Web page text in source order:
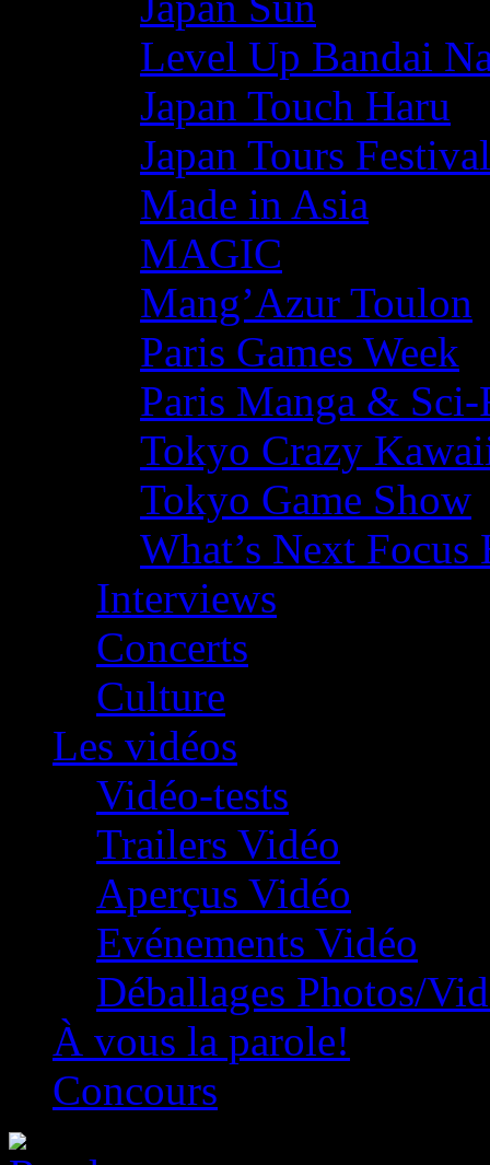
Level Up Bandai
Japan Touch Haru
Japan Tours Festival
Made in Asia
MAGIC
Mang’Azur Toulon
Paris Games Week
Paris Manga &
Tokyo Crazy
Tokyo Game Show
What’s Next
Interviews
Concerts
Culture
Les vidéos
Vidéo-tests
Trailers Vidéo
Aperçus Vidéo
Evénements Vidéo
Déballages Photos/
À vous la parole!
Concours